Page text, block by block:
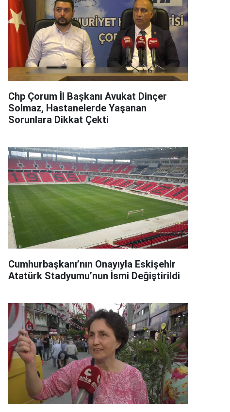
Chp Çorum İl Başkanı Avukat Dinçer
Solmaz, Hastanelerde Yaşanan
Sorunlara Dikkat Çekti
Cumhurbaşkanı’nın Onayıyla Eskişehir
Atatürk Stadyumu’nun İsmi Değiştirildi